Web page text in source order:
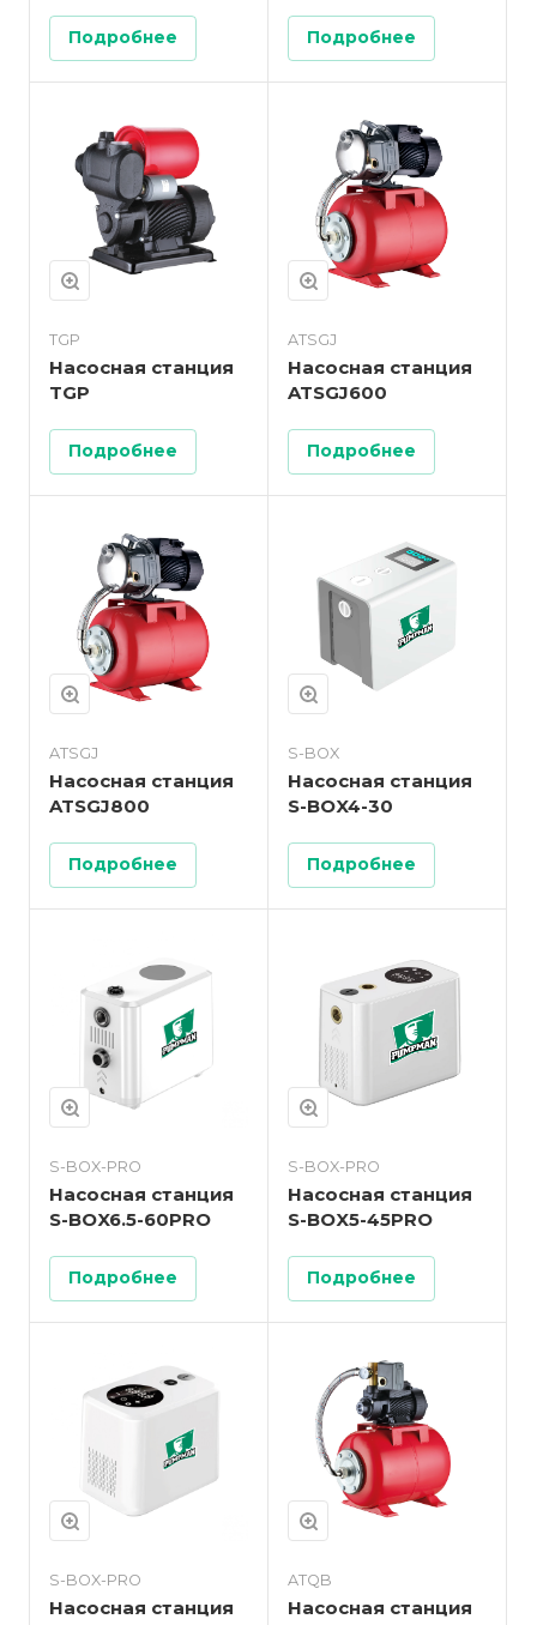
Подробнее Подробнее
TGP
Насосная станция
TGP
Подробнее
ATSGJ
Насосная станция
ATSGJ600
Подробнее
ATSGJ
Насосная станция
ATSGJ800
Подробнее
S-BOX
Насосная станция
S-BOX4-30
Подробнее
S-BOX-PRO
Насосная станция
S-BOX6.5-60PRO
Подробнее
S-BOX-PRO
Насосная станция
S-BOX5-45PRO
Подробнее
S-BOX-PRO
Насосная станция
ATQB
Насосная станция